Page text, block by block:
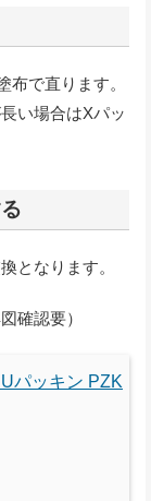
で直ります。
い場合はXパッ
となります。
確認要）
パッキン PZK